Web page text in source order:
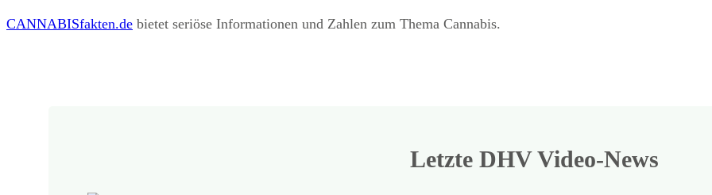
CANNABISfakten.de bietet seriöse Informationen und Zahlen zum Thema Cannabis.
Letzte DHV Video-News